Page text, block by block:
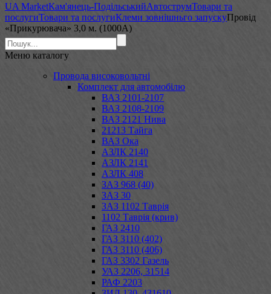
UA MarketКам'янець-ПодільськийАвтострумТовари та
послугиТовари та послугиКлеми зовнішньго запускуПровід
«Прикурювача» 3,0 м. (1000А)
Меню каталогу
Провода високовольтні
Комплект для автомобілю
ВАЗ 2101-2107
ВАЗ 2108-2109
ВАЗ 2121 Нива
21213 Тайга
ВАЗ Ока
АЗЛК 2140
АЗЛК 2141
АЗЛК 408
ЗАЗ 968 (40)
ЗАЗ 30
ЗАЗ 1102 Таврія
1102 Таврія (крив)
ГАЗ 2410
ГАЗ 3110 (402)
ГАЗ 3110 (406)
ГАЗ 3302 Газель
УАЗ 2206, 31514
РАФ 2203